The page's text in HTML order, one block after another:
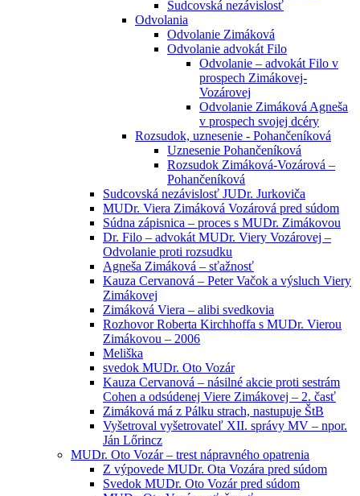
Sudcovská nezávislosť
Odvolania
Odvolanie Zimáková
Odvolanie advokát Filo
Odvolanie – advokát Filo v
prospech Zimákovej-
Vozárovej
Odvolanie Zimáková Agneša
v prospech svojej dcéry
Rozsudok, uznesenie - Pohančeníková
Uznesenie Pohančeníková
Rozsudok Zimáková-Vozárová –
Pohančeníková
Sudcovská nezávislosť JUDr. Jurkoviča
MUDr. Viera Zimáková Vozárová pred súdom
Súdna zápisnica – proces s MUDr. Zimákovou
Dr. Filo – advokát MUDr. Viery Vozárovej –
Odvolanie proti rozsudku
Agneša Zimáková – sťažnosť
Kauza Cervanová – Peter Vačok a výsluch Viery
Zimákovej
Zimáková Viera – alibi svedkovia
Rozhovor Roberta Kirchhoffa s MUDr. Vierou
Zimákovou – 2006
Meliška
svedok MUDr. Oto Vozár
Kauza Cervanová – násilné akcie proti sestrám
Cohen a odsúdenej Viere Zimákovej – 2. časť
Zimáková má z Pálku strach, nastupuje ŠtB
Vyšetroval vyšetrovateľ XII. správy MV – npor.
Ján Lőrincz
MUDr. Oto Vozár – trest nápravného opatrenia
Z výpovede MUDr. Ota Vozára pred súdom
Svedok MUDr. Oto Vozár pred súdom